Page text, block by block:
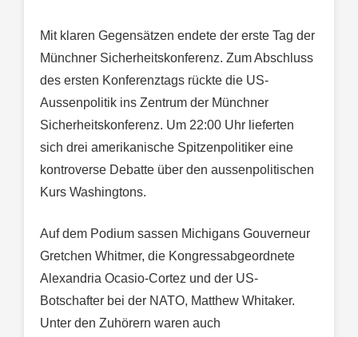
Mit klaren Gegensätzen endete der erste Tag der
Münchner Sicherheitskonferenz. Zum Abschluss
des ersten Konferenztags rückte die US-
Aussenpolitik ins Zentrum der Münchner
Sicherheitskonferenz. Um 22:00 Uhr lieferten
sich drei amerikanische Spitzenpolitiker eine
kontroverse Debatte über den aussenpolitischen
Kurs Washingtons.
Auf dem Podium sassen Michigans Gouverneur
Gretchen Whitmer, die Kongressabgeordnete
Alexandria Ocasio-Cortez und der US-
Botschafter bei der NATO, Matthew Whitaker.
Unter den Zuhörern waren auch